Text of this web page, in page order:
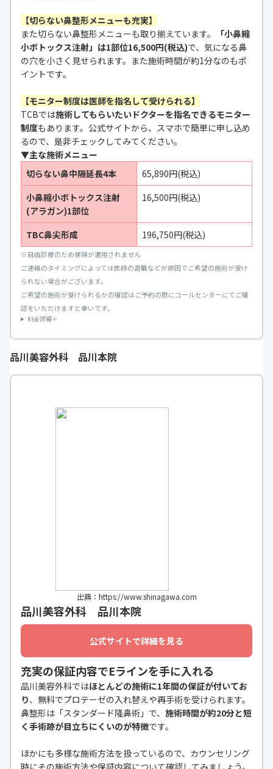
【切らない鼻整形メニューも充実】
また切らない鼻整形メニューも取り揃えています。
「小鼻縮
小ボトックス注射」は1部位16,500円(税込)で、気になる鼻
の穴を小さく見せられます。また施術時間が約1分なのもポ
イントです。
【モニター制度は医師を指名して受けられる】
TCBでは施術してもらいたいドクターを指名できるモニター
制度もあります。公式サイトから、スマホで簡単に申し込め
るので、是非チェックしてみてください。
▼主な施術メニュー
切らない鼻中隔延長4本
65,890円(税込)
小鼻縮小ボトックス注射
(アラガン)1部位
16,500円(税込)
TBC鼻尖形成 196,750円(税込)
※ 自由診療のため保険が適用されません
ご連絡のタイミングによっては医師の退職などが原因でご希望の施術が受け
られない場合がございます。
ご希望の施術が受けられるかの確認はご予約の際にコールセンターにてご確
認をいただけますと幸いです。
料金詳細＋
品川美容外科 品川本院
出典：https://www.shinagawa.com
品川美容外科 品川本院
公式サイトで詳細を見る
充実の保証内容でEラインを手に入れる
品川美容外科ではほとんどの施術に1年間の保証が付いてお
り、無料でプロテーゼの入れ替えや再手術を受けられます。
鼻整形は「スタンダード隆鼻術」で、 施術時間が約20分と短
く手術跡が目立ちにくいのが特徴です。
ほかにも多様な施術方法を扱っているので、カウンセリング
時にその施術方法や保証内容について確認してみましょう。